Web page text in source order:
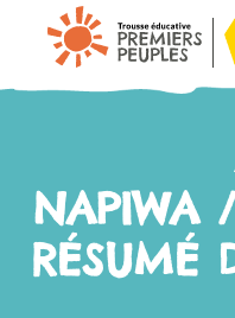
NAPIWA
RÉSUMÉ